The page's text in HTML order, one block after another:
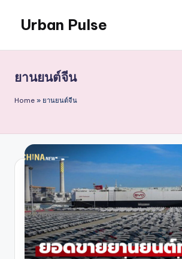
content
Urban Pulse
ยานยนต์จีน
Home » ยานยนต์จีน